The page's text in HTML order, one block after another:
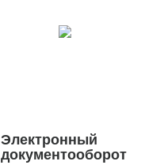
Электронный
документооборот